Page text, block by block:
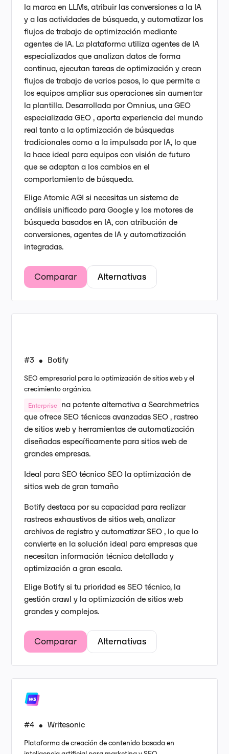
la marca en LLMs, atribuir las conversiones a la IA
y a las actividades de búsqueda, y automatizar los
flujos de trabajo de optimización mediante
agentes de IA. La plataforma utiliza agentes de IA
especializados que analizan datos de forma
continua, ejecutan tareas de optimización y crean
flujos de trabajo de varios pasos, lo que permite a
los equipos ampliar sus operaciones sin aumentar
la plantilla. Desarrollada por Omnius, una GEO
especializada GEO , aporta experiencia del mundo
real tanto a la optimización de búsquedas
tradicionales como a la impulsada por IA, lo que
la hace ideal para equipos con visión de futuro
que se adaptan a los cambios en el
comportamiento de búsqueda.
Elige Atomic AGI si necesitas un sistema de
análisis unificado para Google y los motores de
búsqueda basados en IA, con atribución de
conversiones, agentes de IA y automatización
integradas.
Comparar Alternativas
#3 • Botify
SEO empresarial para la optimización de sitios web y el
crecimiento orgánico.
Enterprise
Botify es una potente alternativa a Searchmetrics
que ofrece SEO técnicas avanzadas SEO , rastreo
de sitios web y herramientas de automatización
diseñadas específicamente para sitios web de
grandes empresas.
Ideal para SEO técnico SEO la optimización de
sitios web de gran tamaño
Botify destaca por su capacidad para realizar
rastreos exhaustivos de sitios web, analizar
archivos de registro y automatizar SEO , lo que lo
convierte en la solución ideal para empresas que
necesitan información técnica detallada y
optimización a gran escala.
Elige Botify si tu prioridad es SEO técnico, la
gestión crawl y la optimización de sitios web
grandes y complejos.
Comparar Alternativas
#4 • Writesonic
Plataforma de creación de contenido basada en